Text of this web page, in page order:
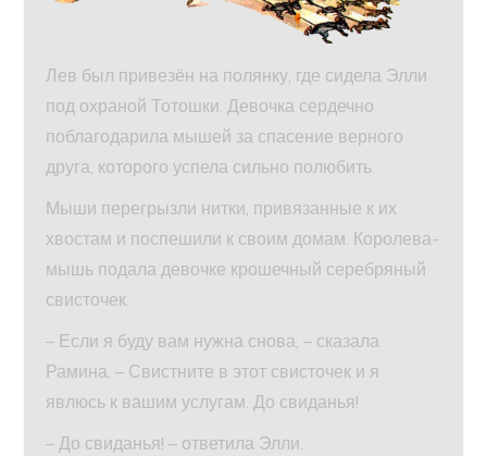
Лев был привезён на полянку, где сидела Элли
под охраной Тотошки. Девочка сердечно
поблагодарила мышей за спасение верного
друга, которого успела сильно полюбить.
Мыши перегрызли нитки, привязанные к их
хвостам и поспешили к своим домам. Королева-
мышь подала девочке крошечный серебряный
свисточек.
– Если я буду вам нужна снова, – сказала
Рамина. – Свистните в этот свисточек и я
явлюсь к вашим услугам. До свиданья!
– До свиданья! – ответила Элли.